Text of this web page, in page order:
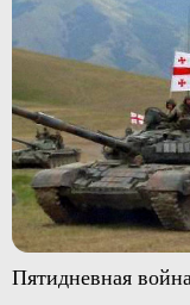
Пятидневная